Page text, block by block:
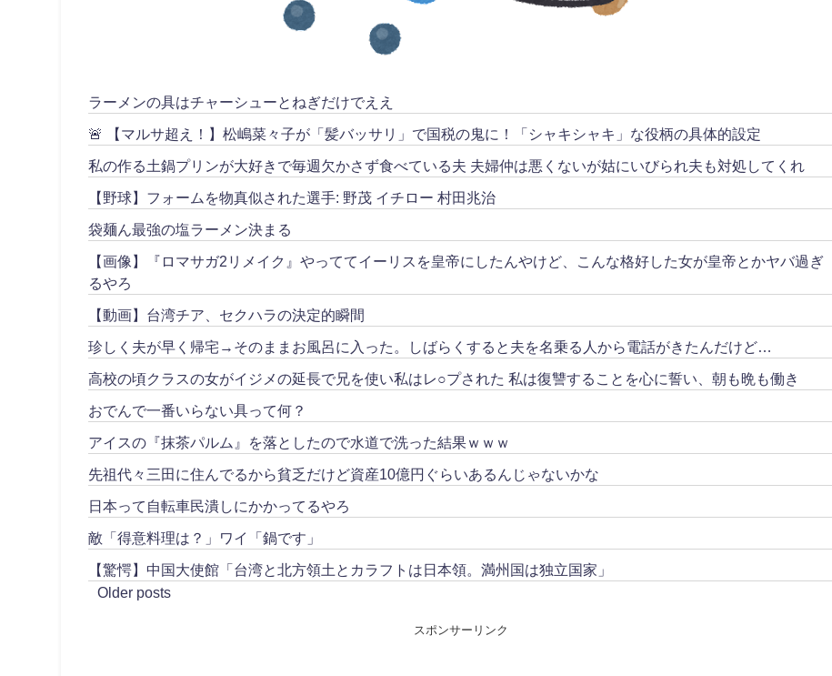
ラーメンの具はチャーシューとねぎだけでええ
🚨 【マルサ超え！】松嶋菜々子が「髪バッサリ」で国税の鬼に！「シャキシャキ」な役柄の具体的設定
私の作る土鍋プリンが大好きで毎週欠かさず食べている夫 夫婦仲は悪くないが姑にいびられ夫も対処してくれ
【野球】フォームを物真似された選手: 野茂 イチロー 村田兆治
袋麺ん最強の塩ラーメン決まる
【画像】『ロマサガ2リメイク』やっててイーリスを皇帝にしたんやけど、こんな格好した女が皇帝とかヤバ過ぎ
るやろ
【動画】台湾チア、セクハラの決定的瞬間
珍しく夫が早く帰宅→そのままお風呂に入った。しばらくすると夫を名乗る人から電話がきたんだけど…
高校の頃クラスの女がイジメの延長で兄を使い私はレ○プされた 私は復讐することを心に誓い、朝も晩も働き
おでんで一番いらない具って何？
アイスの『抹茶パルム』を落としたので水道で洗った結果ｗｗｗ
先祖代々三田に住んでるから貧乏だけど資産10億円ぐらいあるんじゃないかな
日本って自転車民潰しにかかってるやろ
敵「得意料理は？」ワイ「鍋です」
【驚愕】中国大使館「台湾と北方領土とカラフトは日本領。満州国は独立国家」
Older posts
スポンサーリンク